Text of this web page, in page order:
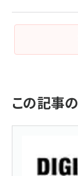
この記事